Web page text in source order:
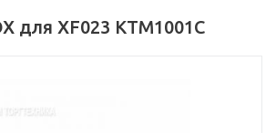
для XF023 KTM1001C